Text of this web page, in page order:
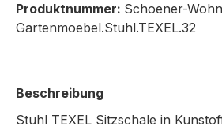
Produktnummer: Schoener-
Gartenmoebel.Stuhl.TEXEL.32
Beschreibung
Stuhl TEXEL Sitzschale in